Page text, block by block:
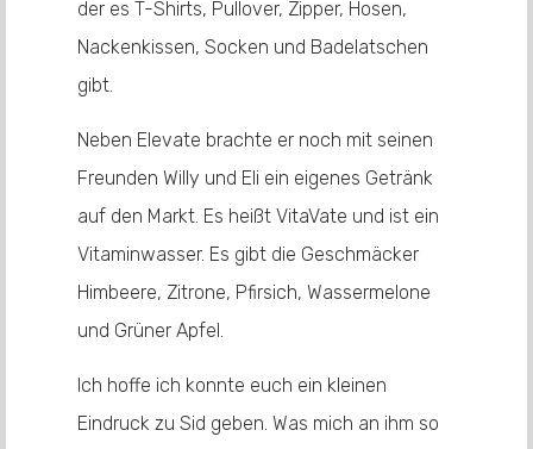
der es T-Shirts, Pullover, Zipper, Hosen,
Nackenkissen, Socken und Badelatschen
gibt.
Neben Elevate brachte er noch mit seinen
Freunden Willy und Eli ein eigenes Getränk
auf den Markt. Es heißt VitaVate und ist ein
Vitaminwasser. Es gibt die Geschmäcker
Himbeere, Zitrone, Pfirsich, Wassermelone
und Grüner Apfel.
Ich hoffe ich konnte euch ein kleinen
Eindruck zu Sid geben. Was mich an ihm so